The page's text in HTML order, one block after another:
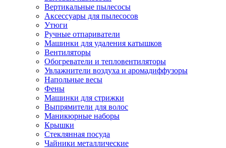
Вертикальные пылесосы
Аксессуары для пылесосов
Утюги
Ручные отпариватели
Машинки для удаления катышков
Вентиляторы
Обогреватели и тепловентиляторы
Увлажнители воздуха и аромадиффузоры
Напольные весы
Фены
Машинки для стрижки
Выпрямители для волос
Маникюрные наборы
Крышки
Стеклянная посуда
Чайники металлические